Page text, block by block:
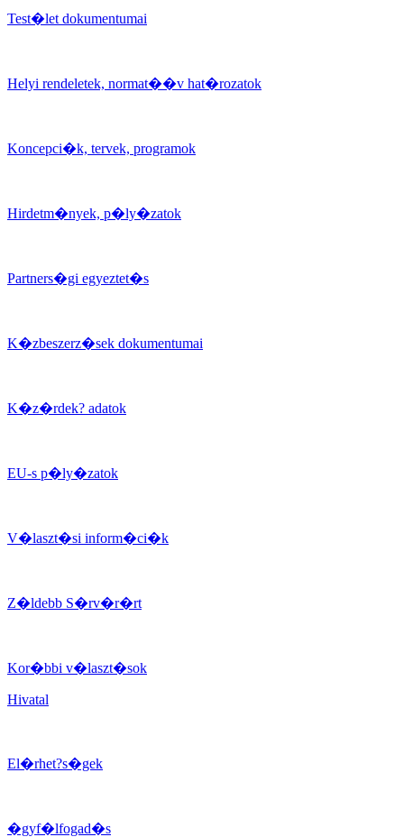
Test�let dokumentumai
Helyi rendeletek, normat��v hat�rozatok
Koncepci�k, tervek, programok
Hirdetm�nyek, p�ly�zatok
Partners�gi egyeztet�s
K�zbeszerz�sek dokumentumai
K�z�rdek? adatok
EU-s p�ly�zatok
V�laszt�si inform�ci�k
Z�ldebb S�rv�r�rt
Kor�bbi v�laszt�sok
Hivatal
El�rhet?s�gek
�gyf�lfogad�s